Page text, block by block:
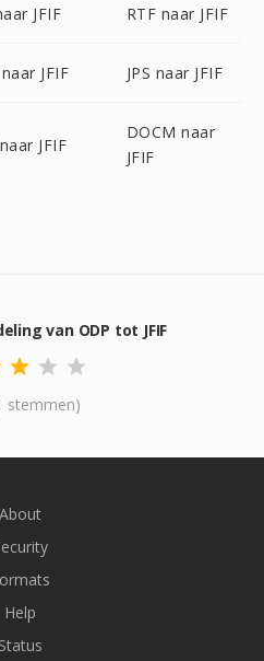
JFIF RTF naar JFIF
JFIF JPS naar JFIF
JFIF
DOCM naar
JFIF
van ODP tot JFIF
stemmen)
About
Help
Status